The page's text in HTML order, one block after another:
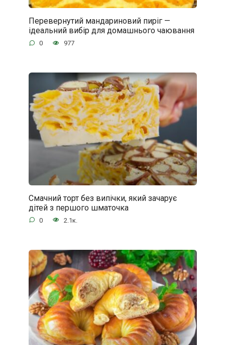
Перевернутий мандариновий пиріг —
ідеальний вибір для домашнього чаювання
0 977
Смачний торт без випічки, який зачарує
дітей з першого шматочка
0 2.1к.